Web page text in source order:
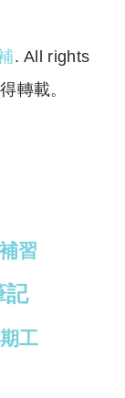
. All rights
轉載。
習
記
工